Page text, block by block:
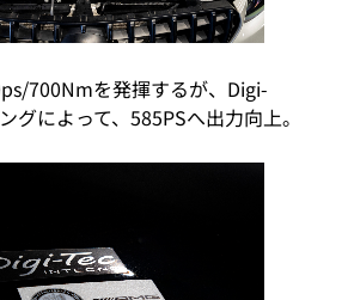
700Nmを発揮するが、Digi-
グによって、585PSへ出力向上。